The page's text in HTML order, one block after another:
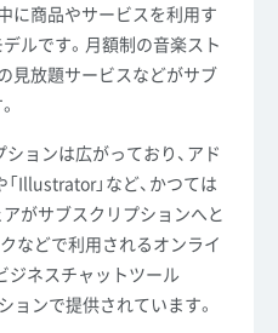
に商品やサービスを利用す
ルです。月額制の音楽スト
見放題サービスなどがサブ
ョンは広がっており、アド
Illustrator」など、かつては
がサブスクリプションへと
などで利用されるオンライ
ジネスチャットツール
ョンで提供されています。